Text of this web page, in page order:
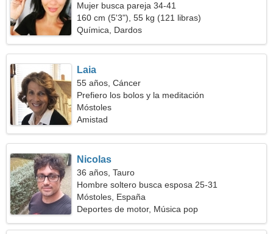
Mujer busca pareja 34-41
160 cm (5'3"), 55 kg (121 libras)
Química, Dardos
Laia
55 años, Cáncer
Prefiero los bolos y la meditación
Móstoles
Amistad
Nicolas
36 años, Tauro
Hombre soltero busca esposa 25-31
Móstoles, España
Deportes de motor, Música pop